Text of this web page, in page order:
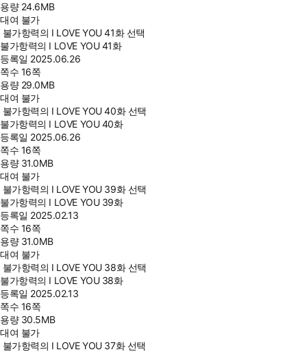
용량 24.6MB
대여 불가
불가항력의 I LOVE YOU 41화 선택
불가항력의 I LOVE YOU 41화
등록일 2025.06.26
쪽수 16쪽
용량 29.0MB
대여 불가
불가항력의 I LOVE YOU 40화 선택
불가항력의 I LOVE YOU 40화
등록일 2025.06.26
쪽수 16쪽
용량 31.0MB
대여 불가
불가항력의 I LOVE YOU 39화 선택
불가항력의 I LOVE YOU 39화
등록일 2025.02.13
쪽수 16쪽
용량 31.0MB
대여 불가
불가항력의 I LOVE YOU 38화 선택
불가항력의 I LOVE YOU 38화
등록일 2025.02.13
쪽수 16쪽
용량 30.5MB
대여 불가
불가항력의 I LOVE YOU 37화 선택